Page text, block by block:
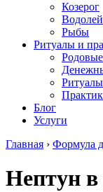
Козерог
Водолей
Рыбы
Ритуалы и
Блог
Услуги
Главная › Формула
Нептун